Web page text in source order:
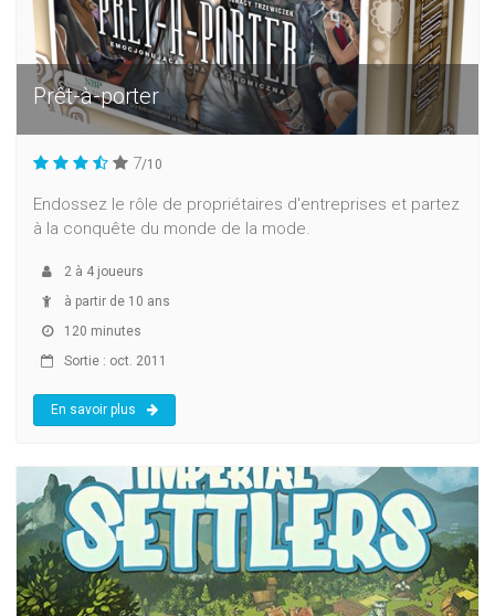
Prêt-à-porter
7/10
Endossez le rôle de propriétaires d'entreprises et partez
à la conquête du monde de la mode.
2 à 4 joueurs
à partir de 10 ans
120 minutes
Sortie : oct. 2011
En savoir plus